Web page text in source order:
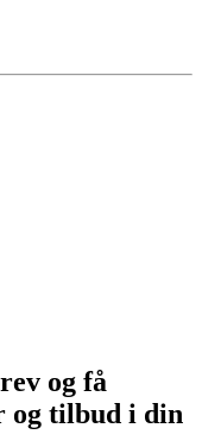
og få
og tilbud i din